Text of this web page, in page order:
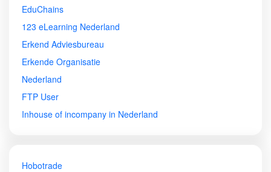
EduChains
123 eLearning Nederland
Erkend Adviesbureau
Erkende Organisatie
Nederland
FTP User
Inhouse of incompany in Nederland
Hobotrade